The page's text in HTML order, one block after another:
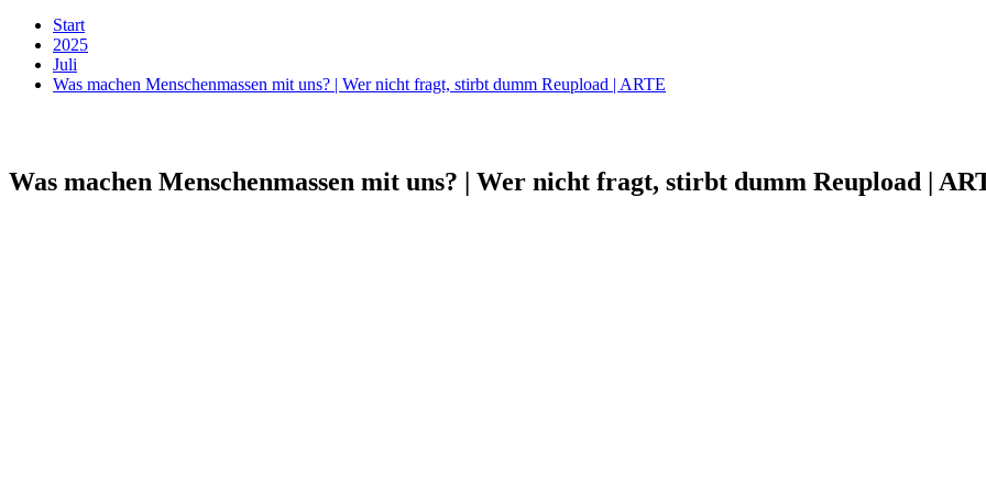
Start
2025
Juli
Was machen Menschenmassen mit uns? | Wer nicht fragt, stirbt dumm Reupload | ARTE
Was machen Menschenmassen mit uns? | Wer nicht fragt, stirbt dumm Reupload |